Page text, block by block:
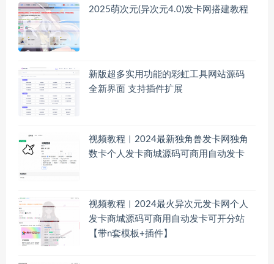
2025萌次元(异次元4.0)发卡网搭建教程
新版超多实用功能的彩虹工具网站源码
全新界面 支持插件扩展
视频教程︱2024最新独角兽发卡网独角
数卡个人发卡商城源码可商用自动发卡
视频教程︱2024最火异次元发卡网个人
发卡商城源码可商用自动发卡可开分站
【带n套模板+插件】